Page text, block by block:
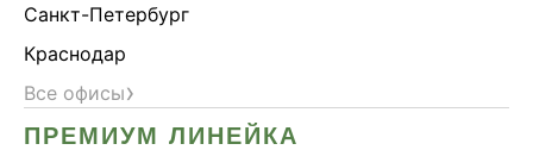
Санкт-Петербург
Краснодар
Все офисы›
ПРЕМИУМ ЛИНЕЙКА